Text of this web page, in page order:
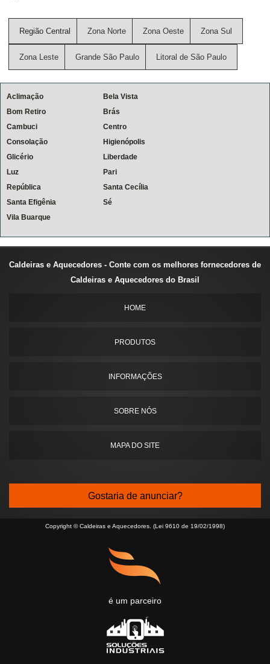
Região Central Zona Norte Zona Oeste Zona Sul
Zona Leste Grande São Paulo Litoral de São Paulo
Aclimação
Bela Vista
Bom Retiro
Brás
Cambuci
Centro
Consolação
Higienópolis
Glicério
Liberdade
Luz
Pari
República
Santa Cecília
Santa Efigênia
Sé
Vila Buarque
Caldeiras e Aquecedores - Conte com os melhores fornecedores de
Caldeiras e Aquecedores do Brasil
HOME
PRODUTOS
INFORMAÇÕES
SOBRE NÓS
MAPA DO SITE
Gostaria de anunciar?
Copyright © Caldeiras e Aquecedores. (Lei 9610 de 19/02/1998)
é um parceiro